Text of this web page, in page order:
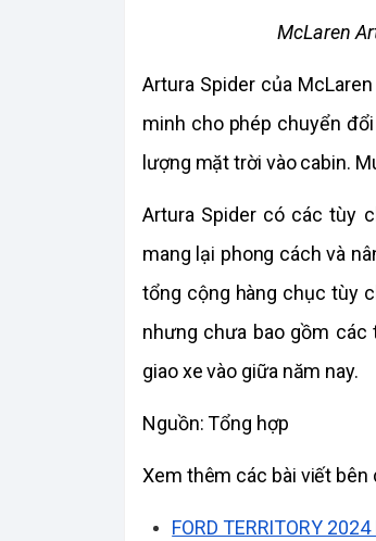
McLaren
Artura Spider của
minh cho phép chuyển
lượng mặt trời vào cabin.
Artura Spider có các tùy
mang lại phong cách và
tổng cộng hàng chục tùy
nhưng chưa bao gồm
giao xe vào giữa năm nay.
Nguồn: Tổng hợp
Xem thêm các bài viết bên
FORD TERRITORY